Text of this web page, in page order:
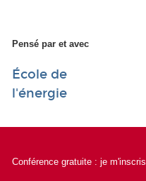
Pensé par et avec
École de
l'énergie
Conférence gratuite : je m'inscris